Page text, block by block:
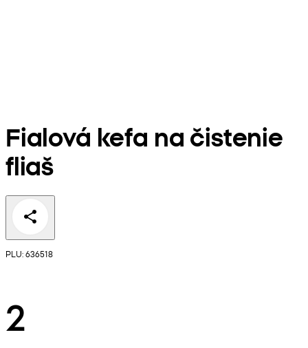
Fialová kefa na čistenie
fliaš
PLU: 636518
2